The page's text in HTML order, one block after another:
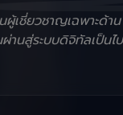
เชี่ยวชาญเฉพาะด้า
นสู่ระบบดิจิทัลเป็นไ